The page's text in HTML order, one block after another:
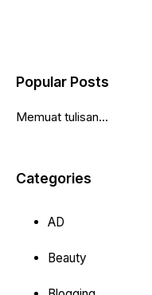
Popular Posts
Memuat tulisan...
Categories
AD
Beauty